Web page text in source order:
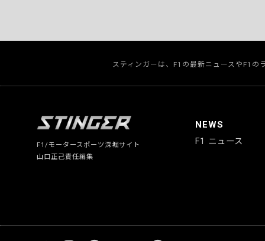
スティンガーは、F1の最新ニュースやF1
F1/モータースポーツ深堀サイト
山口正己責任編集
NEWS
F1 ニュース